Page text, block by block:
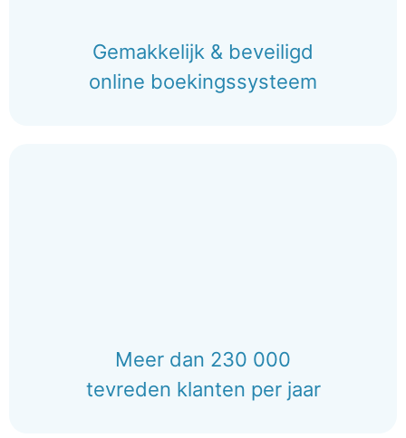
Gemakkelijk & beveiligd
online boekingssysteem
Meer dan 230 000
tevreden klanten per jaar